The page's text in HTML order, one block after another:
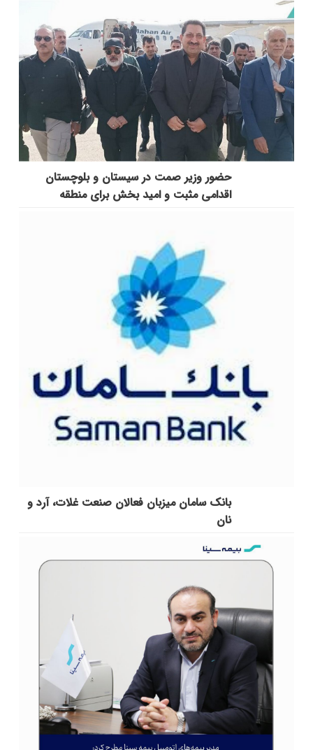
حضور وزیر صمت در سیستان و بلوچستان
اقدامی مثبت و امید بخش برای منطقه
بانک سامان میزبان فعالان صنعت غلات، آرد و
نان